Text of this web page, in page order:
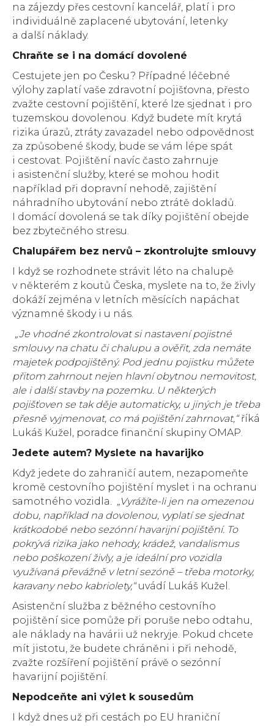
na zájezdy přes cestovní kancelář, platí i pro
individuálně zaplacené ubytování, letenky
a další náklady.
Chraňte se i na domácí dovolené
Cestujete jen po Česku? Případné léčebné
výlohy zaplatí vaše zdravotní pojišťovna, přesto
zvažte cestovní pojištění, které lze sjednat i pro
tuzemskou dovolenou. Když budete mít krytá
rizika úrazů, ztráty zavazadel nebo odpovědnost
za způsobené škody, bude se vám lépe spát
i cestovat. Pojištění navíc často zahrnuje
i asistenční služby, které se mohou hodit
například při dopravní nehodě, zajištění
náhradního ubytování nebo ztrátě dokladů.
I domácí dovolená se tak díky pojištění obejde
bez zbytečného stresu.
Chalupářem bez nervů – zkontrolujte smlouvy
I když se rozhodnete strávit léto na chalupě
v některém z koutů Česka, myslete na to, že živly
dokáží zejména v letních měsících napáchat
významné škody i u nás.
„Je vhodné zkontrolovat si nastavení pojistné
smlouvy na chatu či chalupu a ověřit, zda nemáte
majetek podpojištěný. Pod jednu pojistku můžete
přitom zahrnout nejen hlavní obytnou nemovitost,
ale i další stavby na pozemku. U některých
pojišťoven se tak děje automaticky, u jiných je třeba
přesně vyjmenovat, co má pojištění zahrnovat,“říká
Lukáš Kužel, poradce finanční skupiny OMAP.
Jedete autem? Myslete na havarijko
Když jedete do zahraničí autem, nezapomeňte
kromě cestovního pojištění myslet i na ochranu
samotného vozidla. „Vyrážíte-li jen na omezenou
dobu, například na dovolenou, vyplatí se sjednat
krátkodobé nebo sezónní havarijní pojištění. To
pokrývá rizika jako nehody, krádež, vandalismus
nebo poškození živly, a je ideální pro vozidla
využívaná převážně v letní sezóně – třeba motorky,
karavany nebo kabriolety,“uvádí Lukáš Kužel.
Asistenční služba z běžného cestovního
pojištění sice pomůže při poruše nebo odtahu,
ale náklady na havárii už nekryje. Pokud chcete
mít jistotu, že budete chráněni i při nehodě,
zvažte rozšíření pojištění právě o sezónní
havarijní pojištění.
Nepodceňte ani výlet k sousedům
I když dnes už při cestách po EU hraniční